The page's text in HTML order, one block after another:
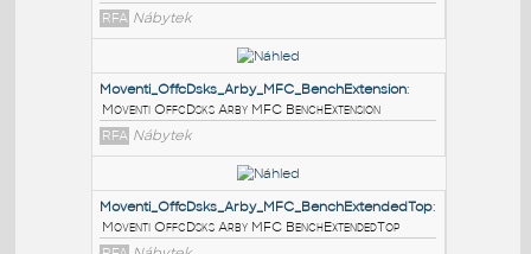
PODOBNÉ BLOKY
Moventi_OffcDsks_Arby_Ply_ModestyPanel
Moventi OffcDsks Arby Ply ModestyPanel
RFA Nábytek